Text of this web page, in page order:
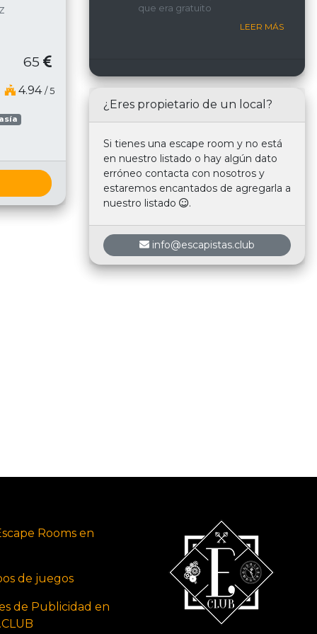
65
4.94 / 5
nosotros.
que era gratuito
LEER MÁS
¿Eres propietario de un local?
Si tienes una escape room y no está
en nuestro listado o hay algún dato
erróneo contacta con nosotros y
estaremos encantados de agregarla a
nuestro listado
.
info@escapistas.club
Rooms en
de juegos
de Publicidad en